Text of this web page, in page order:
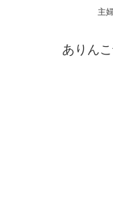
主
ありん